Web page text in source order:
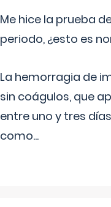
Me hice la prueba
periodo, ¿esto es
La hemorragia de
sin coágulos, que
entre uno y tres
como...